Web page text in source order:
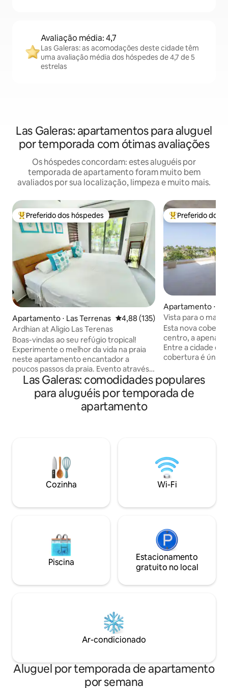
Avaliação média: 4,7
Las Galeras: as acomodações deste cidade têm
uma avaliação média dos hóspedes de 4,7 de 5
estrelas
Las Galeras: apartamentos para aluguel
por temporada com ótimas avaliações
Os hóspedes concordam: estes aluguéis por
temporada de apartamento foram muito bem
avaliados por sua localização, limpeza e muito mais.
Entre os melhores preferidos dos hóspedes
Preferido dos hóspedes
Apartamento ⋅ Las Terrenas 4,88 de uma avaliação média de
4,88 (135)
Ardhian at Aligio Las Terenas
Boas-vindas ao seu refúgio tropical!
Experimente o melhor da vida na praia
neste apartamento encantador a
poucos passos da praia. Evento através
do nosso apartamento na rua principal,
você ainda pode desfrutar de um
momento tranquilo e relaxante. Não
estarei lá durante a sua estadia, mas
energia elétrica para hóspedes que
ficam menos de 3 dias. Não vemos a
hora de ver você à beira-mar!
Entre os
Preferido dos
Apartamento ⋅
Vista para o mar,
praia/cidade
Esta nova
centro, a apenas
Entre a cidade e a
cobertura é única
privativo e
de que você está
mel. Desfrute
Las Galeras: comodidades populares
para aluguéis por temporada de
apartamento
Cozinha Wi-Fi
Piscina
Estacionamento
gratuito no local
Ar-condicionado
Aluguel por temporada de apartamento
por semana